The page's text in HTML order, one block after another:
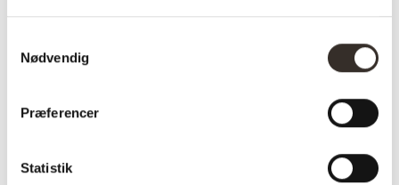
Nødvendig
Præferencer
Statistik
Sofaben
Design
Kundeservice
Reklamation